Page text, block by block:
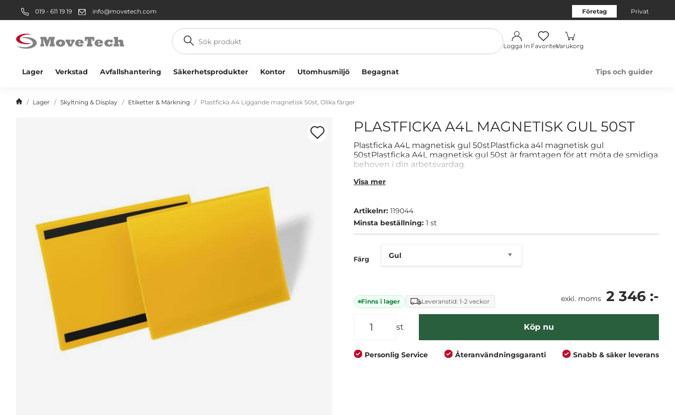
019 - 611 19 19 info@movetech.com Företag Privat
Sök
produkt
Logga In FavoriterVarukorg
Lager Verkstad Avfallshantering Säkerhetsprodukter Kontor Utomhusmiljö Begagnat Tips och guider
Lager Skyltning & Display Etiketter & Märkning Plastficka A4 Liggande magnetisk 50st, Olika färger
PLASTFICKA A4L MAGNETISK GUL 50ST
Plastficka A4L magnetisk gul 50stPlastficka a4l magnetisk gul
50stPlastficka A4L magnetisk gul 50st är framtagen för att möta de smidiga
behoven i din arbetsvardag.
Kan användas i många typer av arbetsmiljöer
Visa mer
Artikelnr: 119044
Minsta beställning: 1 st
Färg
Finns i lager Leveranstid: 1-2 veckor exkl. moms 2 346 :-
st Köp nu
Personlig Service Återanvändningsgaranti Snabb & säker leverans
Välkommen! Välj hur du vill handla:
Företag Privatperson